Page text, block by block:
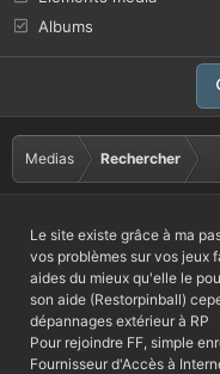
Albums
Medias Rechercher
Le site existe grâce à ma
vos problèmes sur vos jeux
aides du mieux qu'elle le
son aide (Restorpinball)
dépannages extérieur à RP
Pour rejoindre FF, simple
Fournisseur d'Accès à